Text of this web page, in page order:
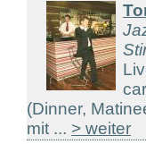
(Dinner,
mit ... > weiter